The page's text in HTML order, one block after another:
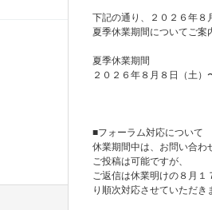
下記の通り、２０２６年８
夏季休業期間についてご案
夏季休業期間
２０２６年８月８日（土）
■フォーラム対応について
休業期間中は、お問い合わ
ご投稿は可能ですが、
ご返信は休業明けの８月１
り順次対応させていただき